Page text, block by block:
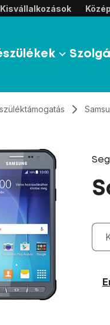
Kisvállalkozások